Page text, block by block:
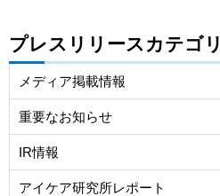
プレスリリースカテゴリ
メディア掲載情報
重要なお知らせ
IR情報
アイケア研究所レポート